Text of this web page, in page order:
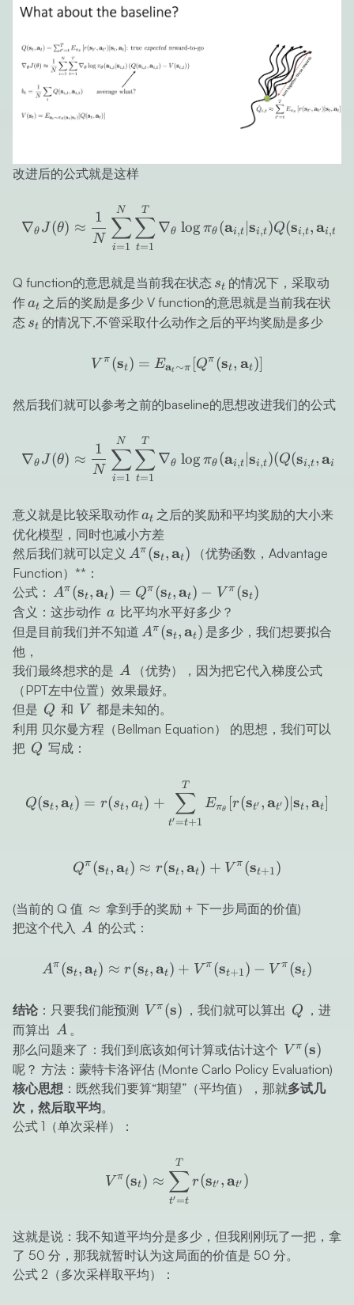
改进后的公式就是这样
∇θ J(θ) ≈
N
1
i=1
∑
N
t=1
∑
T
∇θ log πθ (ai,t si,t)Q(si,t,ai,t
Q function的意思就是当前我在状态 s_t
st 的情况下，采取动
作a_t
at 之后的奖励是多少 V function的意思就是当前我在状
态 s_t
st 的情况下,不管采取什么动作之后的平均奖励是多少
V^\pi(\mathbf{s}_t) =
V π (st) = Eat ∼π [Qπ (st, at)]
然后我们就可以参考之前的baseline的思想改进我们的公式
∇θ J(θ) ≈
N
1
i=1
∑
N
t=1
∑
T
∇θ log πθ (ai,t si,t)(Q(si,t,ai
意义就是比较采取动作a_t
at 之后的奖励和平均奖励的大小来
优化模型，同时也减小方差
然后我们就可以定义 A^\pi(\mathbf{s}_t,
Aπ (st,at)
（优势函数，Advantage
Function）**：
公式： A^\pi(\mathbf{s}_t,
\mathbf{a}_t) =
Q^\pi(\mathbf{s}_t,
V^\pi(\mathbf{s}_t)
Aπ (st,at) = Qπ (st,at) − V π (st)
含义：这步动作 a
a 比平均水平好多少？
但是目前我们并不知道 A^\pi(\mathbf{s}_t,
Aπ (st,at) 是多少，我们想要拟合
他，
我们最终想求的是 A
A
（优势），因为把它代入梯度公式
（PPT左中位置）效果最好。
但是 Q
Q 和 V
V
都是未知的。
利用 贝尔曼方程（Bellman Equation） 的思想，我们可以
把 Q
Q 写成：
Q(\mathbf{s}_t,
Q(st,at) = r(st, at) +
t′=t+1
∑
T
Eπθ [r(st′ ,at′ ) ∣st,at]
Q^\pi(\mathbf{s}_t,
Qπ (st,at) ≈ r(st, at) + V π (st+1)
(当前的 Q 值 \approx
≈ 拿到手的奖励 + 下一步局面的价值)
把这个代入 A
A 的公式：
A^\pi(\mathbf{s}_t,
Aπ (st, at) ≈ r(st,at) + V π (st+1) − V π (st)
结论：只要我们能预测 V^\pi(\mathbf{s})
V π (s) ，我们就可以算出 Q
Q
，进
而算出 A
A 。
那么问题来了：我们到底该如何计算或估计这个 V π (s)
呢？ 方法：蒙特卡洛评估 (Monte Carlo Policy Evaluation)
核心思想 ：既然我们要算“期望”（平均值），那就多试几
次，然后取平均。
公式 1（单次采样）：
V^\pi(\mathbf{s}_t)
V π (st) ≈
t′=t
∑
T
r(st′ ,at′ )
这就是说：我不知道平均分是多少，但我刚刚玩了一把，拿
了 50 分，那我就暂时认为这局面的价值是 50 分。
公式 2（多次采样取平均）：